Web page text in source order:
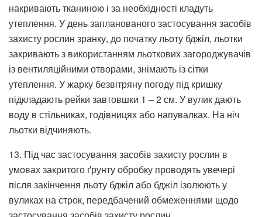
накривають тканиною і за необхідності кладуть
утеплення. У день запланованого застосування засобів
захисту рослин зранку, до початку льоту бджіл, льотки
закривають з використанням льоткових загороджувачів
із вентиляційними отворами, знімають із сітки
утеплення. У жарку безвітряну погоду під кришку
підкладають рейки завтовшки 1 – 2 см. У вулик дають
воду в стільниках, годівницях або напувалках. На ніч
льотки відчиняють.
13. Під час застосування засобів захисту рослин в
умовах закритого ґрунту обробку проводять увечері
після закінчення льоту бджіл або бджіл ізолюють у
вуликах на строк, передбачений обмеженнями щодо